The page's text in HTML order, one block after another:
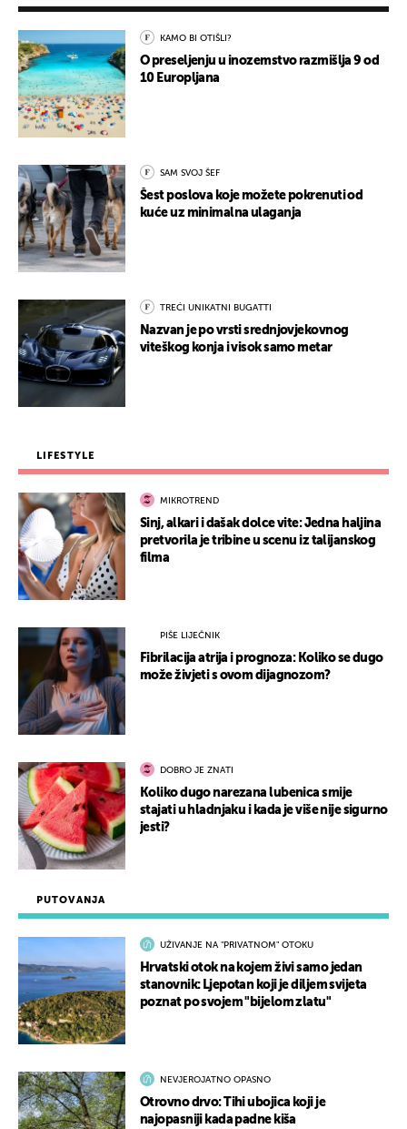
PUTOVANJA
UŽIVANJE NA "PRIVATNOM" OTOKU
Hrvatski otok na kojem živi samo jedan
stanovnik: Ljepotan koji je diljem svijeta
poznat po svojem "bijelom zlatu"
NEVJEROJATNO OPASNO
Otrovno drvo: Tihi ubojica koji je
najopasniji kada padne kiša
KAMO BI OTIŠLI?
O preseljenju u inozemstvo razmišlja 9 od
10 Europljana
SAM SVOJ ŠEF
Šest poslova koje možete pokrenuti od
kuće uz minimalna ulaganja
TREĆI UNIKATNI BUGATTI
Nazvan je po vrsti srednjovjekovnog
viteškog konja i visok samo metar
LIFESTYLE
MIKROTREND
Sinj, alkari i dašak dolce vite: Jedna haljina
pretvorila je tribine u scenu iz talijanskog
filma
PIŠE LIJEČNIK
Fibrilacija atrija i prognoza: Koliko se dugo
može živjeti s ovom dijagnozom?
DOBRO JE ZNATI
Koliko dugo narezana lubenica smije
stajati u hladnjaku i kada je više nije sigurno
jesti?